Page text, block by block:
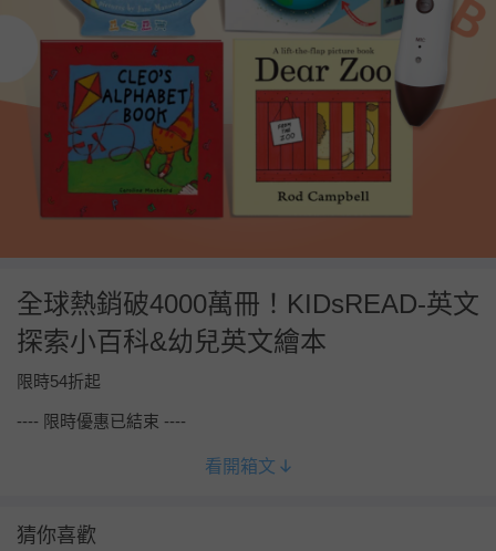
全球熱銷破4000萬冊！KIDsREAD-英文
探索小百科&幼兒英文繪本
限時54折起
---- 限時優惠已結束 ----
看開箱文
猜你喜歡